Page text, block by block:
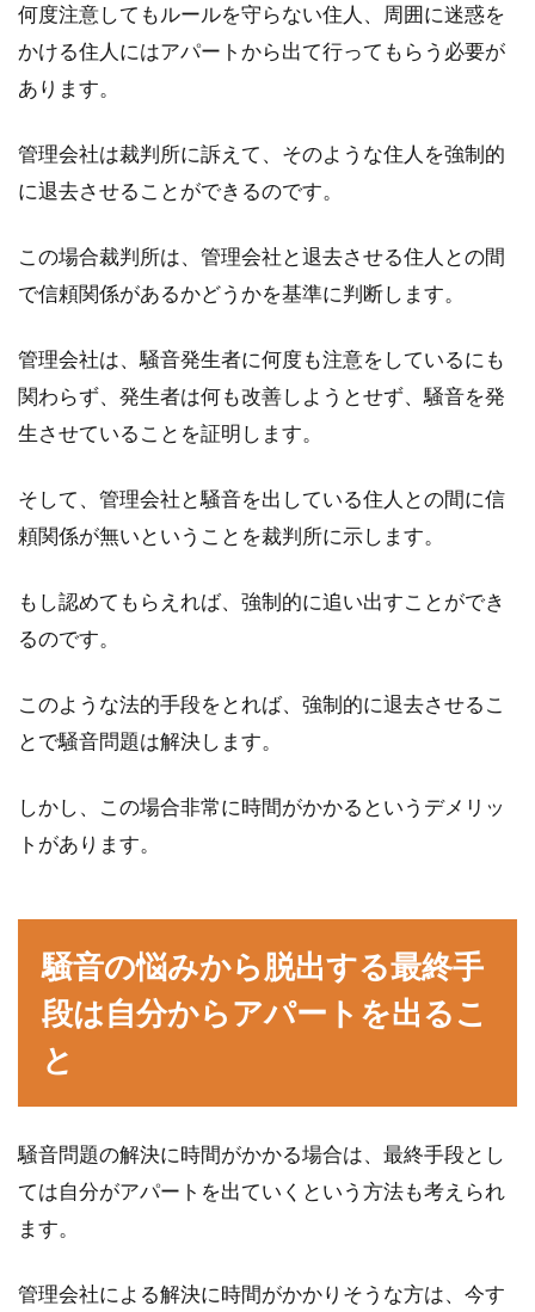
何度注意してもルールを守らない住人、周囲に迷惑を
かける住人にはアパートから出て行ってもらう必要が
あります。
管理会社は裁判所に訴えて、そのような住人を強制的
に退去させることができるのです。
この場合裁判所は、管理会社と退去させる住人との間
で信頼関係があるかどうかを基準に判断します。
管理会社は、騒音発生者に何度も注意をしているにも
関わらず、発生者は何も改善しようとせず、騒音を発
生させていることを証明します。
そして、管理会社と騒音を出している住人との間に信
頼関係が無いということを裁判所に示します。
もし認めてもらえれば、強制的に追い出すことができ
るのです。
このような法的手段をとれば、強制的に退去させるこ
とで騒音問題は解決します。
しかし、この場合非常に時間がかかるというデメリッ
トがあります。
騒音の悩みから脱出する最終手
段は自分からアパートを出るこ
と
騒音問題の解決に時間がかかる場合は、最終手段とし
ては自分がアパートを出ていくという方法も考えられ
ます。
管理会社による解決に時間がかかりそうな方は、今す